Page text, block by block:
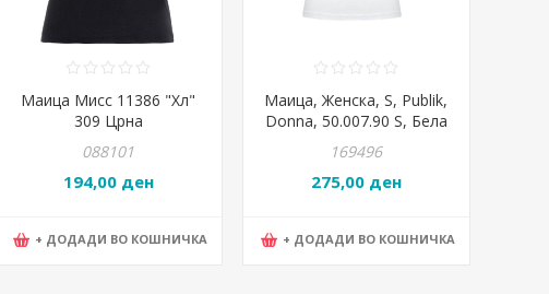
Маица Мисс 11386 "Хл"
309 Црна
088101
194,00 ден
+ ДОДАДИ ВО КОШНИЧКА
Маица, Женска, S, Publik,
Donna, 50.007.90 S, Бела
169496
275,00 ден
+ ДОДАДИ ВО КОШНИЧКА